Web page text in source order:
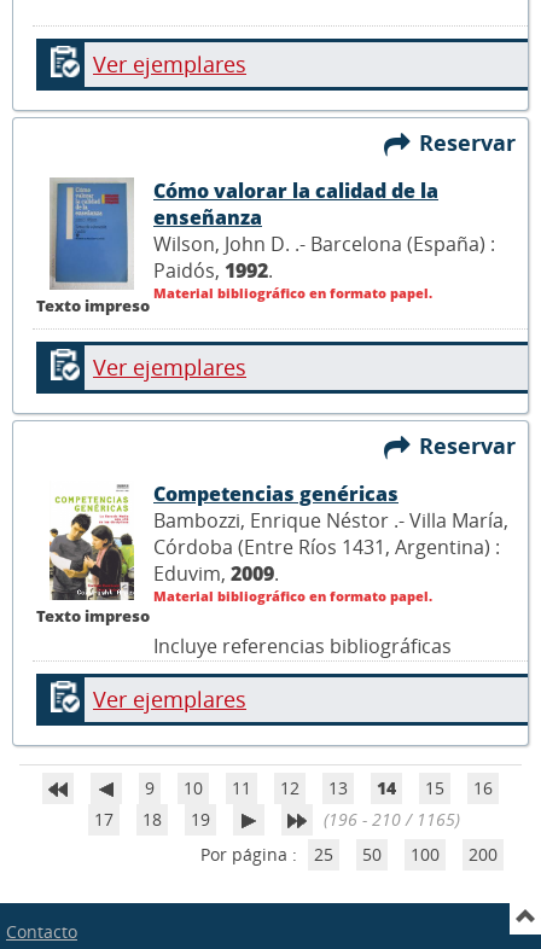
Ver ejemplares
Reservar
Texto impreso
Cómo valorar la calidad de la
enseñanza
Wilson, John D. .- Barcelona (España) :
Paidós, 1992.
Material bibliográfico en formato papel.
Ver ejemplares
Reservar
Texto impreso
Competencias genéricas
Bambozzi, Enrique Néstor .- Villa María,
Córdoba (Entre Ríos 1431, Argentina) :
Eduvim, 2009.
Material bibliográfico en formato papel.
Incluye referencias bibliográficas
Ver ejemplares
9 10 11 12 13 14 15
16
17
18 19
(196 - 210 / 1165)
Por página :
25 50 100 200
Contacto